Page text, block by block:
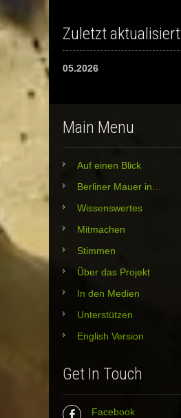
Zuletzt aktualisiert
05.2026
Main Menu
Auf einen Blick
Berliner Mauer in…
Wissenswertes
Mitmachen
Stimmen
Über das Projekt
In den Medien
Unterstützen
English Version
Get In Touch
Facebook